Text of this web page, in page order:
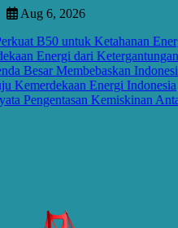
Skip
content
Aug 6, 2026
untuk Ketahanan Energi
dari Ketergantungan
Membebaskan Indonesia dari
Energi Indonesia
Kemiskinan